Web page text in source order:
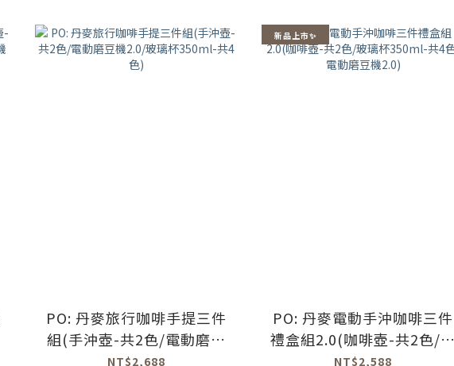
PO: 丹麥旅行咖啡手提三件
組(手沖壺-共2色/電動磨豆
機2.0/玻璃杯350ml-共4色)
NT$2,688
新品上市✨
PO: 丹麥電動手沖咖啡三件
禮盒組2.0(咖啡壺-共2色/玻
璃杯350ml-共4色/電動磨豆
NT$2,588